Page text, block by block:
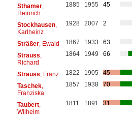
Sthamer,
Heinrich
1885 1955 45
Stockhausen,
Karlheinz
1928 2007 2
Sträßer, Ewald 1867 1933
63
Strauss
Richard
1864 1949 66
Strauss , Franz 1822 1905
45
Taschek,
Franziska
1857 1938 70
Taubert,
Wilhelm
1811 1891 31